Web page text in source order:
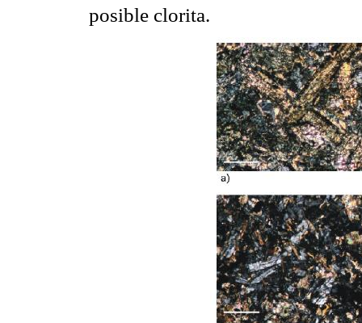
posible clorita.